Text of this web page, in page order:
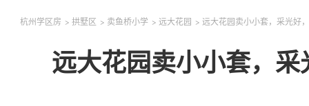
杭州学区房 >拱墅区 > 卖鱼桥小学 >远大花园 >远大花园卖小小套，采光好
远大花园卖小小套，